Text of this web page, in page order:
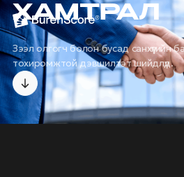
ХАМТРАЛ
Зээл олгогч болон бусад санхүүгийн
тохиромжтой дэвшилтэт шийдлүүд.